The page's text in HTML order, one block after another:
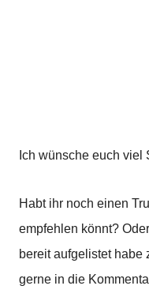
Ich wünsche euch
Habt ihr noch einen
empfehlen könnt?
bereit aufgelistet habe
gerne in die